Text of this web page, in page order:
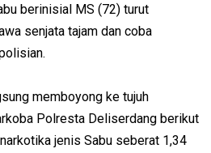
berinisial MS (72) turut
senjata tajam dan coba
memboyong ke tujuh
Polresta Deliserdang berikut
jenis Sabu seberat 1,34